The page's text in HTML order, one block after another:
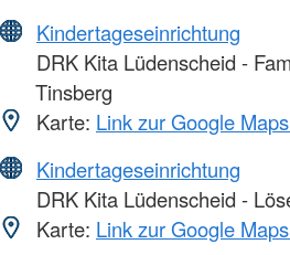
Kindertageseinrichtung
DRK Kita Lüdenscheid -
Tinsberg
Karte: Link zur Google
Kindertageseinrichtung
DRK Kita Lüdenscheid -
Karte: Link zur Google